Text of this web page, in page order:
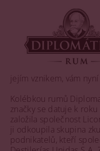
jejím vznikem, vám
Kolébkou rumů
značky se datuje k
založila společnost
ji odkoupila skupina
podnikatelů, kteří